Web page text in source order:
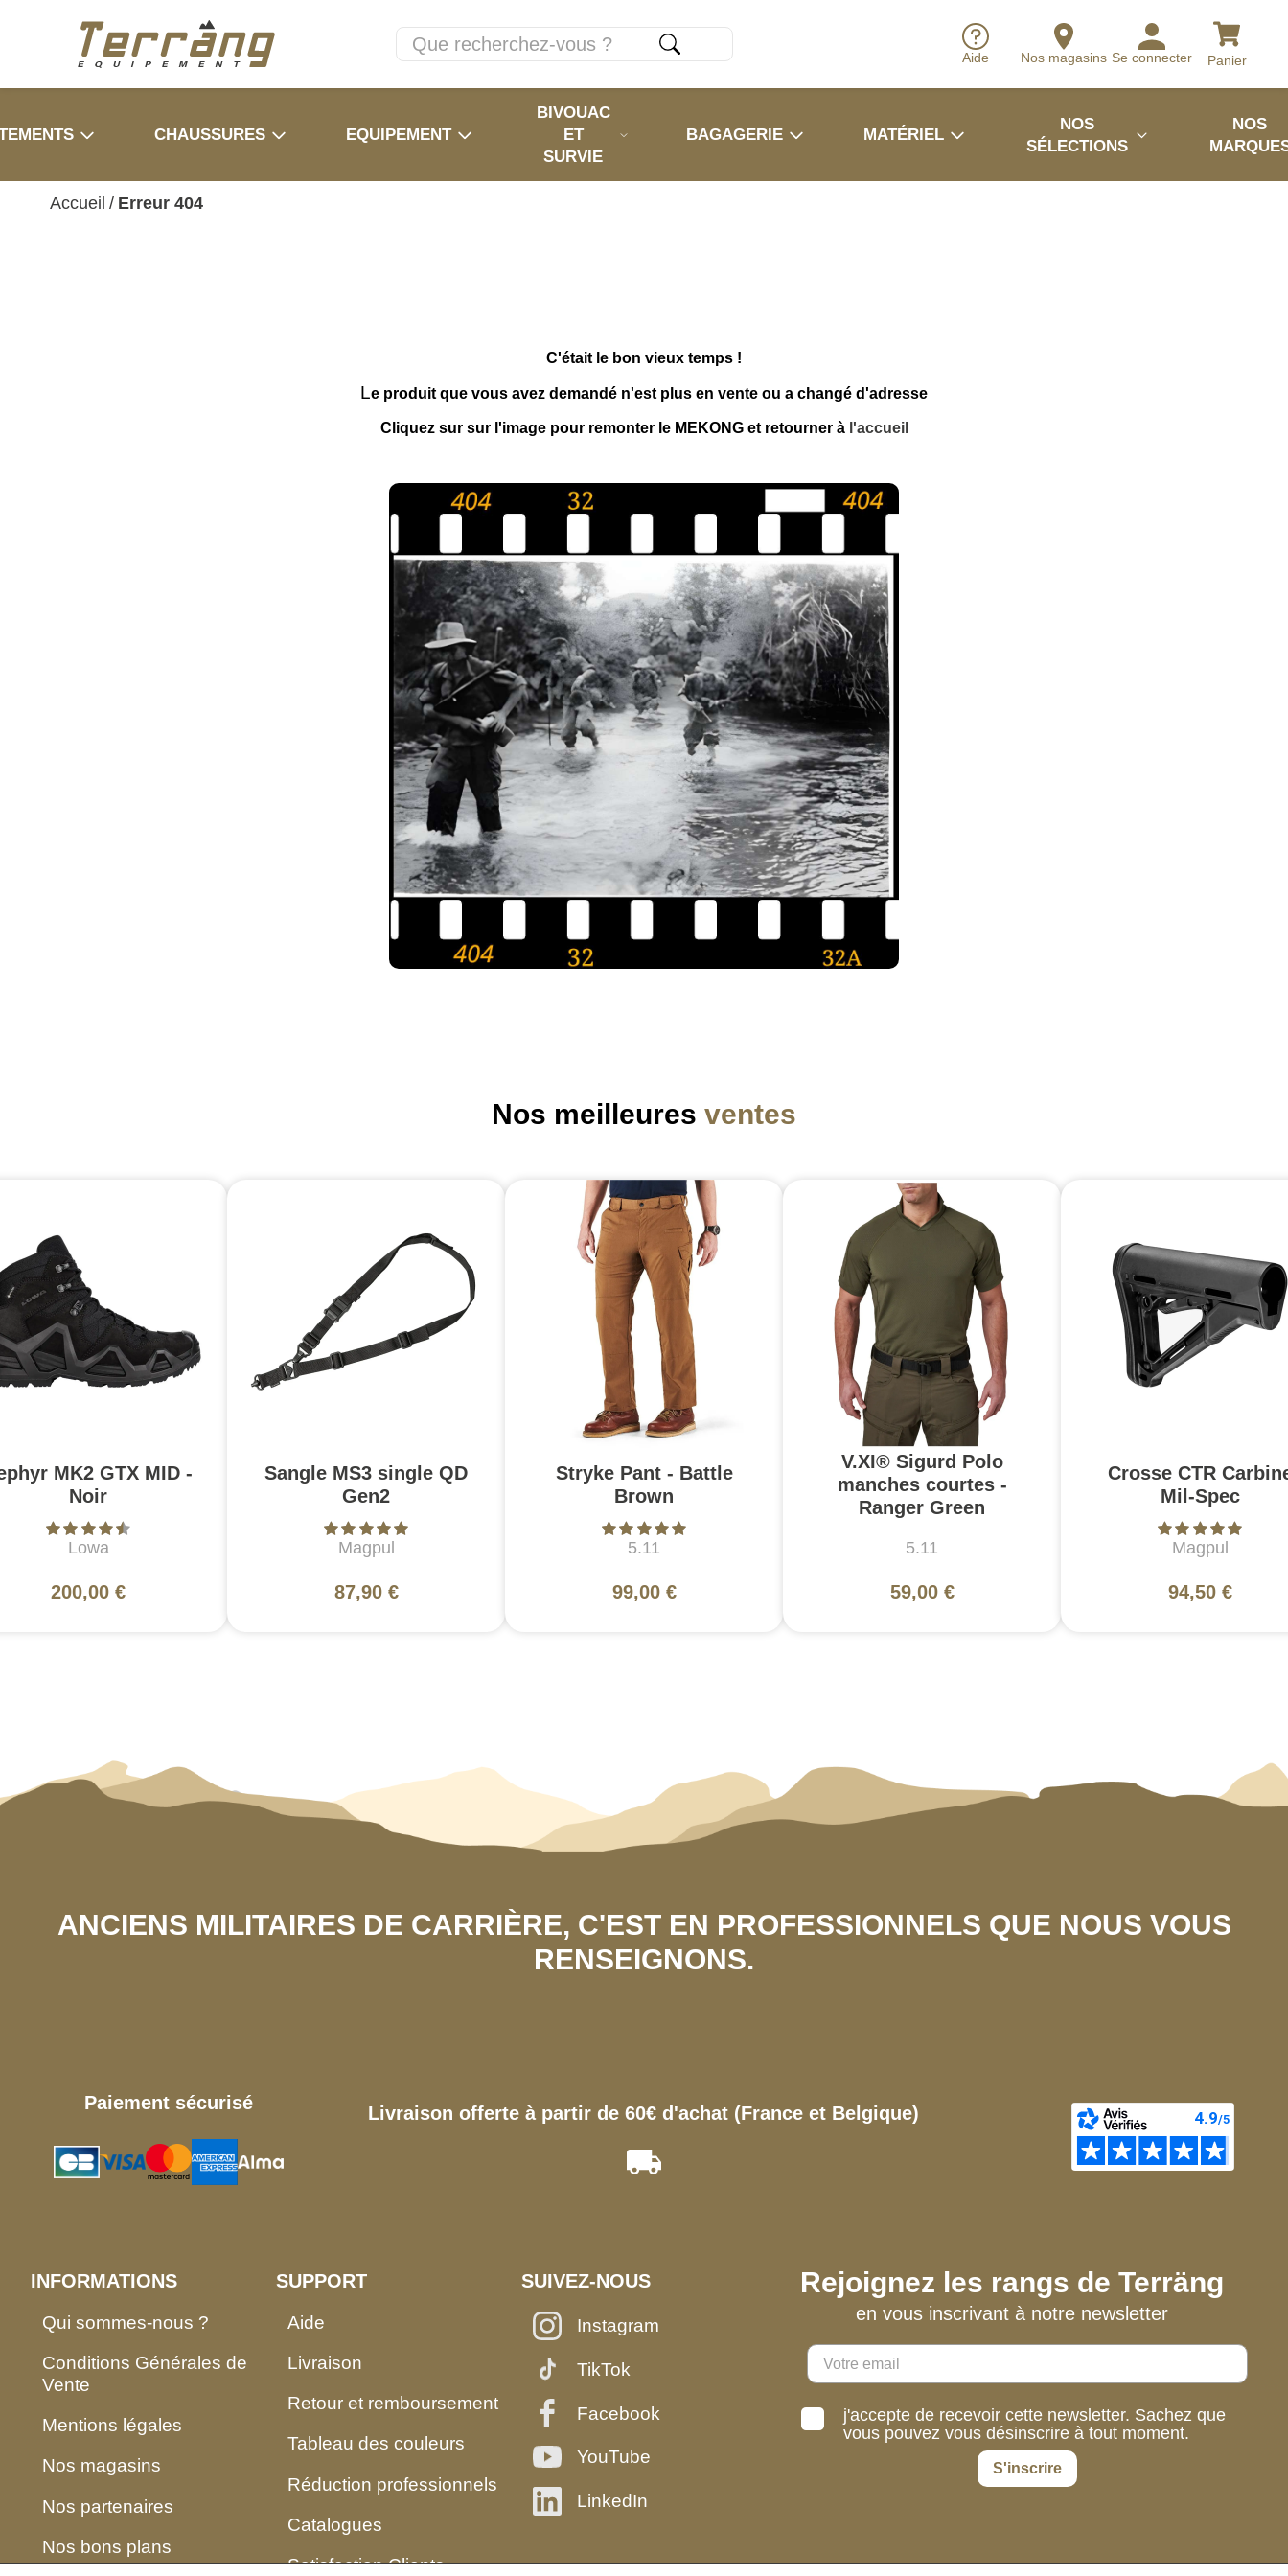
Aide Nos magasins Se connecter Panier
CHAUSSURES EQUIPEMENT
BIVOUAC
ET
SURVIE
BAGAGERIE MATÉRIEL
NOS
SÉLECTIONS
NOS
Accueil / Erreur 404
C'était le bon vieux temps !
Le produit que vous avez demandé n'est plus en vente ou a changé d'adresse
Cliquez sur sur l'image pour remonter le MEKONG et retourner à l'accueil
Nos meilleures ventes
MK2 GTX MID -
Noir
Lowa
200,00 €
Sangle MS3 single QD
Gen2
Magpul
87,90 €
Stryke Pant - Battle
Brown
5.11
99,00 €
V.XI® Sigurd Polo
manches courtes -
Ranger Green
5.11
59,00 €
Crosse CTR
Mil-Spec
Magpul
94,50 €
ANCIENS MILITAIRES DE CARRIÈRE, C'EST EN PROFESSIONNELS QUE NOUS VOUS
RENSEIGNONS.
Paiement sécurisé Livraison offerte à partir de 60€ d'achat (France et Belgique)
INFORMATIONS
Qui sommes-nous ?
Conditions Générales de
Vente
Mentions légales
Nos magasins
Nos partenaires
Nos bons plans
SUPPORT
Aide
Livraison
Retour et remboursement
Tableau des couleurs
Réduction professionnels
Catalogues
Satisfaction Clients
SUIVEZ-NOUS
Instagram
TikTok
Facebook
YouTube
LinkedIn
Rejoignez les rangs de Terräng
en vous inscrivant à notre newsletter
j'accepte de recevoir cette newsletter. Sachez que
vous pouvez vous désinscrire à tout moment.
S'inscrire